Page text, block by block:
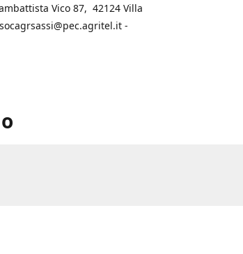
Vico 87, 42124 Villa
-